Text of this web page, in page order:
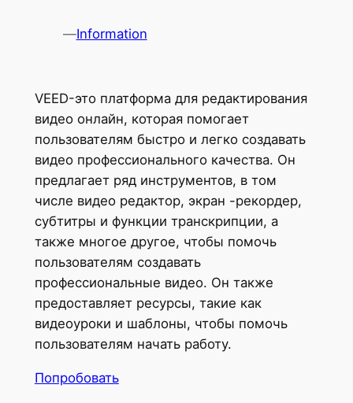
—Information
VEED-это платформа для редактирования
видео онлайн, которая помогает
пользователям быстро и легко создавать
видео профессионального качества. Он
предлагает ряд инструментов, в том
числе видео редактор, экран -рекордер,
субтитры и функции транскрипции, а
также многое другое, чтобы помочь
пользователям создавать
профессиональные видео. Он также
предоставляет ресурсы, такие как
видеоуроки и шаблоны, чтобы помочь
пользователям начать работу.
Попробовать